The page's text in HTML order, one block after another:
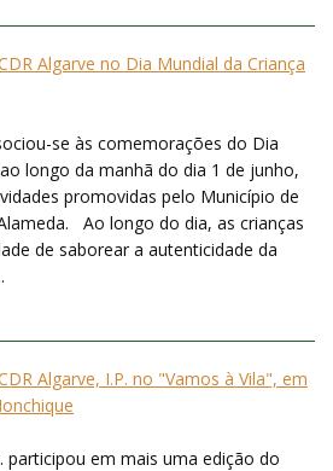
Algarve no Dia Mundial da Criança
se às comemorações do Dia
longo da manhã do dia 1 de junho,
promovidas pelo Município de
Ao longo do dia, as crianças
de saborear a autenticidade da
Algarve, I.P. no "Vamos à Vila", em
participou em mais uma edição do